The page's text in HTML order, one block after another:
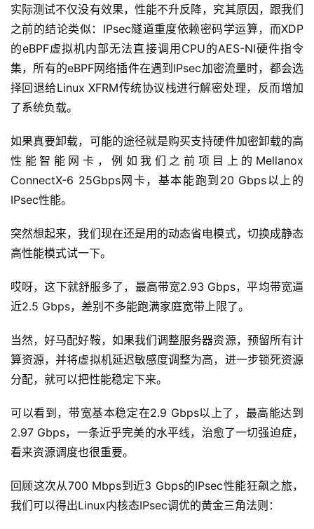
词
开
源
代
码
常
用
接
实际测试不仅没有效果，性能不升反降，究其原因，跟我们
之前的结论类似：IPsec隧道重度依赖密码学运算，而XDP
的eBPF虚拟机内部无法直接调用CPU的AES-NI硬件指令
集，所有的eBPF网络插件在遇到IPsec加密流量时，都会选
择回退给Linux XFRM传统协议栈进行解密处理，反而增加
了系统负载。
如果真要卸载，可能的途径就是购买支持硬件加密卸载的高
性能智能网卡，例如我们之前项目上的Mellanox
ConnectX-6 25Gbps网卡，基本能跑到20 Gbps以上的
IPsec性能。
突然想起来，我们现在还是用的动态省电模式，切换成静态
高性能模式试一下。
哎呀，这下就舒服多了，最高带宽2.93 Gbps，平均带宽逼
近2.5 Gbps，差别不多能跑满家庭宽带上限了。
当然，好马配好鞍，如果我们调整服务器资源，预留所有计
算资源，并将虚拟机延迟敏感度调整为高，进一步锁死资源
分配，就可以把性能稳定下来。
可以看到，带宽基本稳定在2.9 Gbps以上了，最高能达到
2.97 Gbps，一条近乎完美的水平线，治愈了一切强迫症，
看来资源调度也很重要。
回顾这次从700 Mbps到近3 Gbps的IPsec性能狂飙之旅，
我们可以得出Linux内核态IPsec调优的黄金三角法则：